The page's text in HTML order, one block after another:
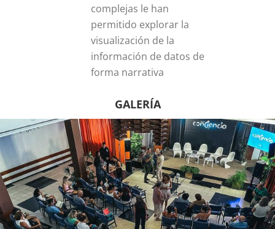
complejas le han
permitido explorar la
visualización de la
información de datos de
forma narrativa
GALERÍA